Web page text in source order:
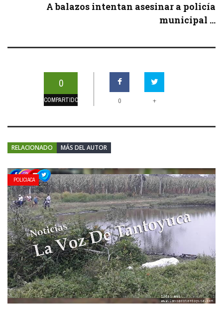
A balazos intentan asesinar a policía
municipal ...
0
COMPARTIDOS 0 +
RELACIONADO MÁS DEL AUTOR
POLICIACA